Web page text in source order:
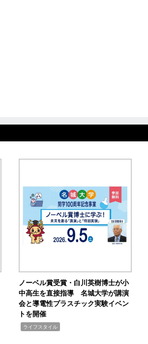
ノーベル賞受賞・白川英樹博士が小
中高生を直接指導 名城大学が講演
会と導電性プラスチック実験イベン
トを開催
ライフスタイル